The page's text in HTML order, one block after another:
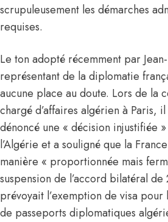
scrupuleusement les démarches
requises.
Le ton adopté récemment par
représentant de la diplomatie
aucune place au doute. Lors de la
chargé d’affaires algérien à Paris,
dénoncé une « décision injustifiée
l’Algérie et a souligné que la
manière « proportionnée mais
suspension de l’accord bilatéral de
prévoyait l’exemption de visa pour
de passeports diplomatiques